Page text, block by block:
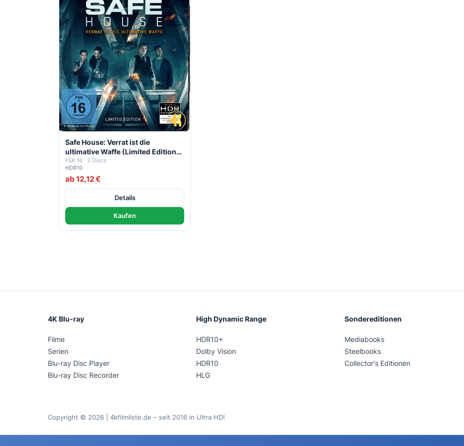
Safe House: Verrat ist die
ultimative Waffe (Limited Edition) –
4K Blu-ray (UHD + Blu-ray Disc)
FSK 16 · 2 Discs
HDR10
ab 12,12 €
Details
Kaufen
4K Blu-ray
Filme
Serien
Blu-ray Disc Player
Blu-ray Disc Recorder
High Dynamic Range
HDR10+
Dolby Vision
HDR10
HLG
Sondereditionen
Mediabooks
Steelbooks
Collector's Editionen
Copyright © 2026 | 4kfilmliste.de – seit 2016 in Ultra HD!